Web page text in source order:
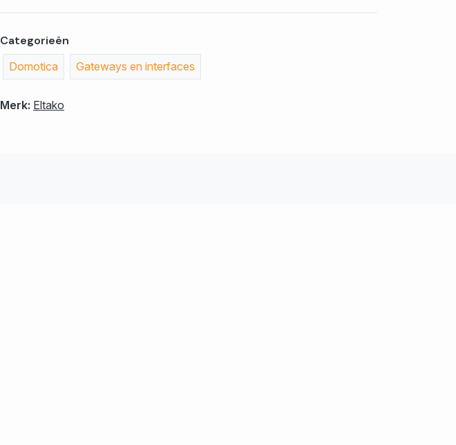
Categorieën
Domotica Gateways en interfaces
Merk: Eltako